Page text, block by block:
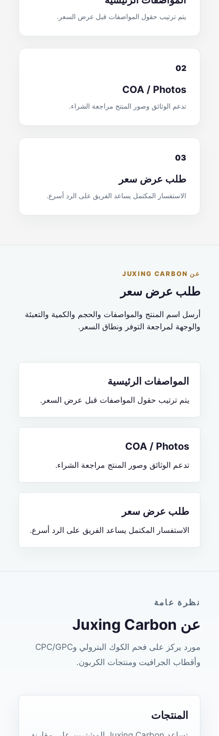
يتم ترتيب حقول المواصفات قبل عرض السعر.
02
COA / Photos
تدعم الوثائق وصور المنتج مراجعة الشراء.
03
طلب عرض سعر
الاستفسار المكتمل يساعد الفريق على الرد أسرع.
عن JUXING CARBON
طلب عرض سعر
أرسل اسم المنتج والمواصفات والحجم والكمية والتعبئة
والوجهة لمراجعة التوفر ونطاق السعر.
المواصفات الرئيسية
يتم ترتيب حقول المواصفات قبل عرض السعر.
COA / Photos
تدعم الوثائق وصور المنتج مراجعة الشراء.
طلب عرض سعر
الاستفسار المكتمل يساعد الفريق على الرد أسرع.
نظرة عامة
عن Juxing Carbon
مورد يركز على فحم الكوك البترولي وCPC/GPC
وأقطاب الجرافيت ومنتجات الكربون.
المنتجات